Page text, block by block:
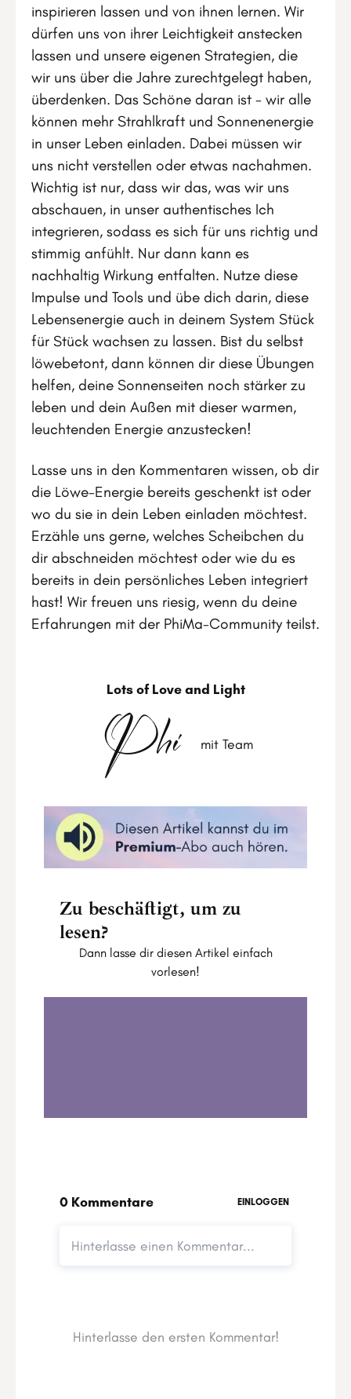
inspirieren lassen und von ihnen lernen. Wir
dürfen uns von ihrer Leichtigkeit anstecken
lassen und unsere eigenen Strategien, die
wir uns über die Jahre zurechtgelegt haben,
überdenken. Das Schöne daran ist - wir alle
können mehr Strahlkraft und Sonnenenergie
in unser Leben einladen. Dabei müssen wir
uns nicht verstellen oder etwas nachahmen.
Wichtig ist nur, dass wir das, was wir uns
abschauen, in unser authentisches Ich
integrieren, sodass es sich für uns richtig und
stimmig anfühlt. Nur dann kann es
nachhaltig Wirkung entfalten. Nutze diese
Impulse und Tools und übe dich darin, diese
Lebensenergie auch in deinem System Stück
für Stück wachsen zu lassen. Bist du selbst
löwebetont, dann können dir diese Übungen
helfen, deine Sonnenseiten noch stärker zu
leben und dein Außen mit dieser warmen,
leuchtenden Energie anzustecken!
Lasse uns in den Kommentaren wissen, ob dir
die Löwe-Energie bereits geschenkt ist oder
wo du sie in dein Leben einladen möchtest.
Erzähle uns gerne, welches Scheibchen du
dir abschneiden möchtest oder wie du es
bereits in dein persönliches Leben integriert
hast! Wir freuen uns riesig, wenn du deine
Erfahrungen mit der PhiMa-Community teilst.
Lots of Love and Light
Phi mit Team
Zu beschäftigt, um zu
lesen?
Dann lasse dir diesen Artikel einfach
vorlesen!